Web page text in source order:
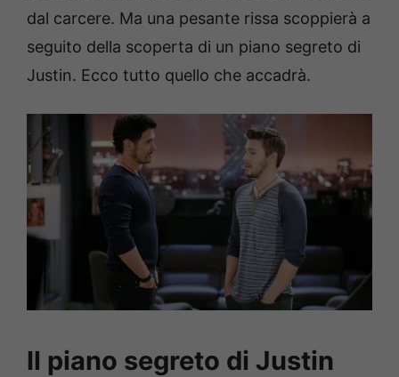
dal carcere. Ma una pesante rissa scoppierà a
seguito della scoperta di un piano segreto di
Justin. Ecco tutto quello che accadrà.
Il piano segreto di Justin